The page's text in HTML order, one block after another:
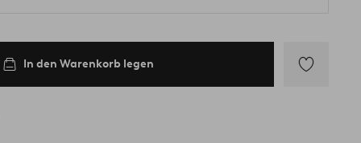
In den Warenkorb legen